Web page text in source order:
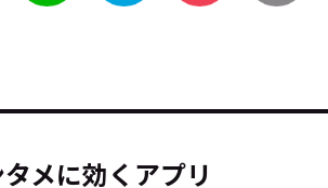
メに効くアプリ